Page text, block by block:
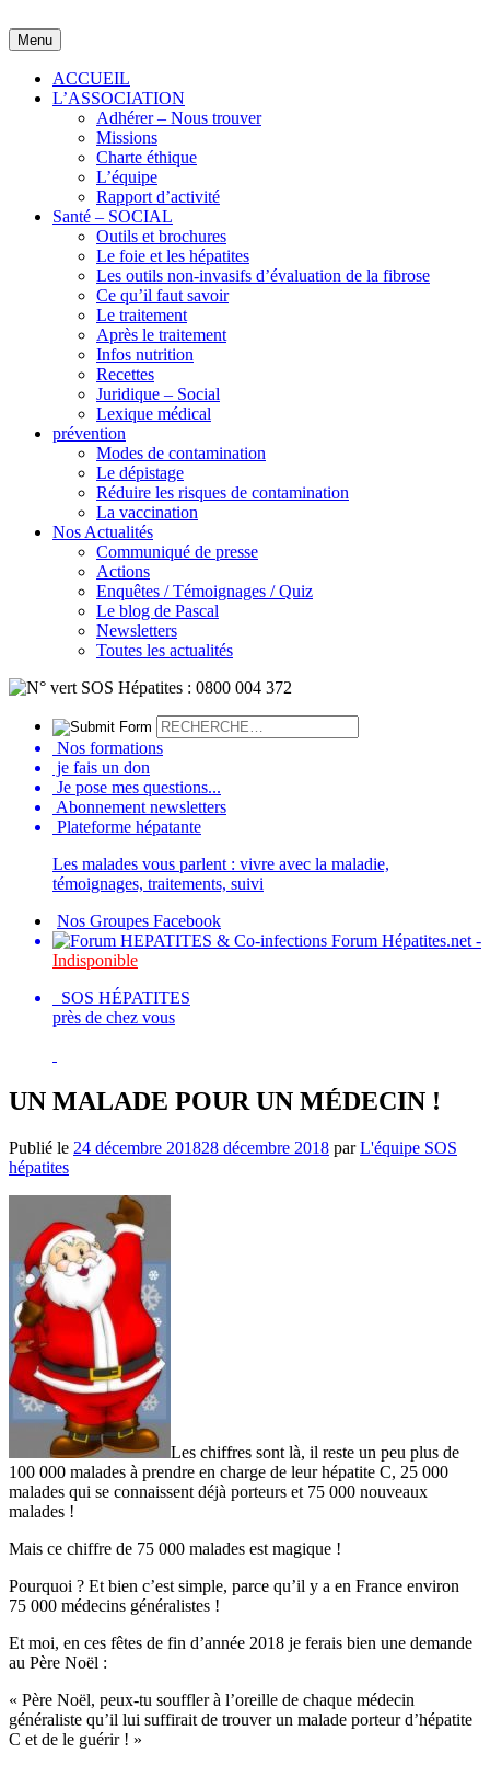
to
content
Menu
ACCUEIL
L’ASSOCIATION
Adhérer – Nous trouver
Missions
Charte éthique
L’équipe
Rapport d’activité
Santé – SOCIAL
Outils et brochures
Le foie et les hépatites
Les outils non-invasifs d’évaluation de la fibrose
Ce qu’il faut savoir
Le traitement
Après le traitement
Infos nutrition
Recettes
Juridique – Social
Lexique médical
prévention
Modes de contamination
Le dépistage
Réduire les risques de contamination
La vaccination
Nos Actualités
Communiqué de presse
Actions
Enquêtes / Témoignages / Quiz
Le blog de Pascal
Newsletters
Toutes les actualités
Nos formations
je fais un don
Je pose mes questions...
Abonnement newsletters
Plateforme hépatante
Les malades vous parlent : vivre avec la maladie,
témoignages, traitements, suivi
Nos Groupes Facebook
Forum Hépatites.net -
Indisponible
SOS HÉPATITES
près de chez vous
UN MALADE POUR UN MÉDECIN !
Publié le 24 décembre 201828 décembre 2018 parL'équipe SOS
hépatites
Les chiffres sont là, il reste un peu plus de
100 000 malades à prendre en charge de leur hépatite C, 25 000
malades qui se connaissent déjà porteurs et 75 000 nouveaux
malades !
Mais ce chiffre de 75 000 malades est magique !
Pourquoi ? Et bien c’est simple, parce qu’il y a en France environ
75 000 médecins généralistes !
Et moi, en ces fêtes de fin d’année 2018 je ferais bien une demande
au Père Noël :
« Père Noël, peux-tu souffler à l’oreille de chaque médecin
généraliste qu’il lui suffirait de trouver un malade porteur d’hépatite
C et de le guérir ! »